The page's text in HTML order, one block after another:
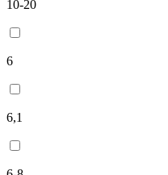
10-20
6
6,1